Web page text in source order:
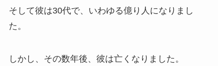
そして彼は30代で、いわゆる億り人になりまし
た。
しかし、その数年後、彼は亡くなりました。